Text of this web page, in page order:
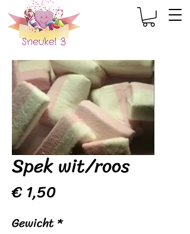
Spek wit/roos
€ 1,50Prijs
Gewicht*